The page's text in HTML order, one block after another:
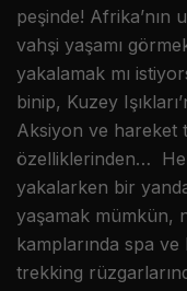
peşinde! Afrika’nın
vahşi yaşamı
yakalamak mı
binip, Kuzey
Aksiyon ve hareket
özelliklerinden…
yakalarken bir
yaşamak mümkün,
kamplarında spa ve
trekking